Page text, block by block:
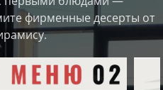
фирменные десерты от